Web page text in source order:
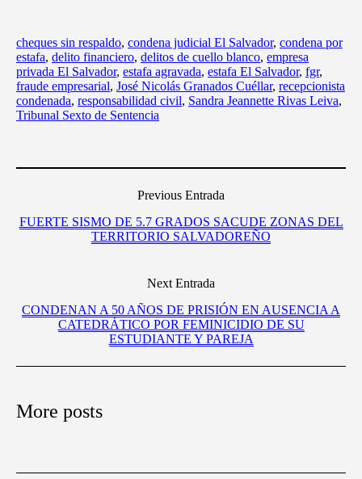
cheques sin respaldo, condena judicial El Salvador, condena por
estafa, delito financiero, delitos de cuello blanco, empresa
privada El Salvador, estafa agravada, estafa El Salvador, fgr,
fraude empresarial, José Nicolás Granados Cuéllar, recepcionista
condenada, responsabilidad civil, Sandra Jeannette Rivas Leiva,
Tribunal Sexto de Sentencia
Previous Entrada
FUERTE SISMO DE 5.7 GRADOS SACUDE ZONAS DEL
TERRITORIO SALVADOREÑO
Next Entrada
CONDENAN A 50 AÑOS DE PRISIÓN EN AUSENCIA A
CATEDRÁTICO POR FEMINICIDIO DE SU
ESTUDIANTE Y PAREJA
More posts